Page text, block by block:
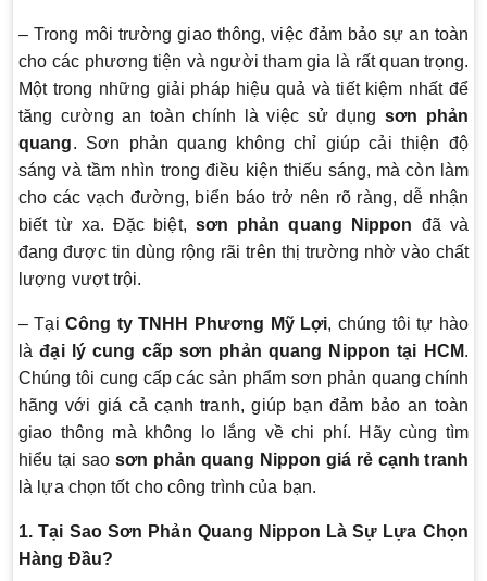
– Trong môi trường giao thông, việc đảm bảo sự an toàn
cho các phương tiện và người tham gia là rất quan trọng.
Một trong những giải pháp hiệu quả và tiết kiệm nhất để
tăng cường an toàn chính là việc sử dụng sơn phản
quang. Sơn phản quang không chỉ giúp cải thiện độ
sáng và tầm nhìn trong điều kiện thiếu sáng, mà còn làm
cho các vạch đường, biển báo trở nên rõ ràng, dễ nhận
biết từ xa. Đặc biệt, sơn phản quang Nippon đã và
đang được tin dùng rộng rãi trên thị trường nhờ vào chất
lượng vượt trội.
– Tại Công ty TNHH Phương Mỹ Lợi, chúng tôi tự hào
làđại lý cung cấp sơn phản quang Nippon tại HCM.
Chúng tôi cung cấp các sản phẩm sơn phản quang chính
hãng với giá cả cạnh tranh, giúp bạn đảm bảo an toàn
giao thông mà không lo lắng về chi phí. Hãy cùng tìm
hiểu tại sao sơn phản quang Nippon giá rẻ cạnh tranh
là lựa chọn tốt cho công trình của bạn.
1. Tại Sao Sơn Phản Quang Nippon Là Sự Lựa Chọn
Hàng Đầu?